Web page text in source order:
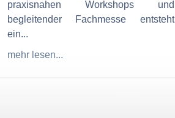
praxisnahen Workshops und
begleitender Fachmesse entsteht
ein...
mehr lesen...